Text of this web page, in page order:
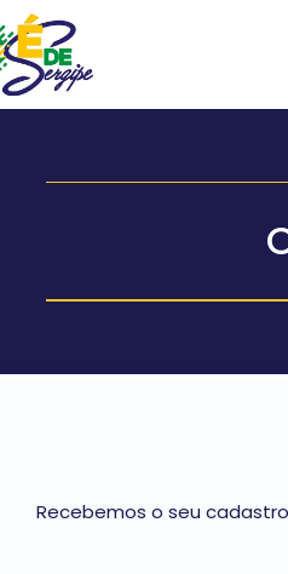
Recebemos o seu